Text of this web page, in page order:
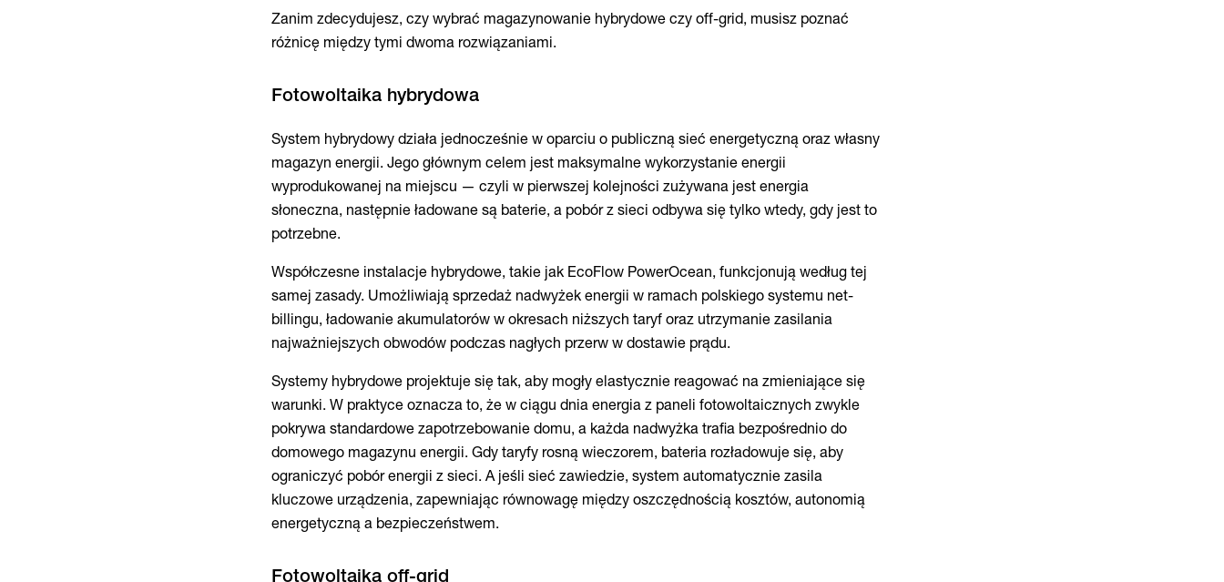
Zanim zdecydujesz, czy wybrać magazynowanie hybrydowe czy off-grid, musisz poznać
różnicę między tymi dwoma rozwiązaniami.
System hybrydowy działa jednocześnie w oparciu o publiczną sieć energetyczną oraz własny
magazyn energii. Jego głównym celem jest maksymalne wykorzystanie energii
wyprodukowanej na miejscu — czyli w pierwszej kolejności zużywana jest energia
słoneczna, następnie ładowane są baterie, a pobór z sieci odbywa się tylko wtedy, gdy jest to
potrzebne.
Współczesne instalacje hybrydowe, takie jak EcoFlow PowerOcean, funkcjonują według tej
samej zasady. Umożliwiają sprzedaż nadwyżek energii w ramach polskiego systemu net-
billingu, ładowanie akumulatorów w okresach niższych taryf oraz utrzymanie zasilania
najważniejszych obwodów podczas nagłych przerw w dostawie prądu.
Systemy hybrydowe projektuje się tak, aby mogły elastycznie reagować na zmieniające się
warunki. W praktyce oznacza to, że w ciągu dnia energia z paneli fotowoltaicznych zwykle
pokrywa standardowe zapotrzebowanie domu, a każda nadwyżka trafia bezpośrednio do
domowego magazynu energii. Gdy taryfy rosną wieczorem, bateria rozładowuje się, aby
ograniczyć pobór energii z sieci. A jeśli sieć zawiedzie, system automatycznie zasila
kluczowe urządzenia, zapewniając równowagę między oszczędnością kosztów, autonomią
energetyczną a bezpieczeństwem.